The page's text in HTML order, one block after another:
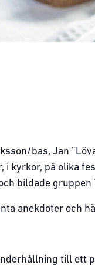
bas, Jan
kyrkor, på olika
bildade gruppen
anekdoter och
till ett